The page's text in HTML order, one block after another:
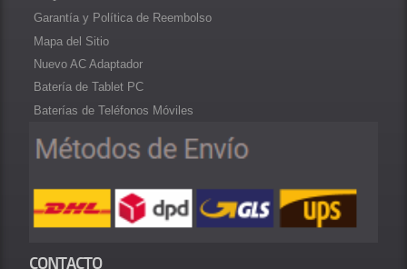
Garantía y Política de Reembolso
Mapa del Sitio
Nuevo AC Adaptador
Batería de Tablet PC
Baterías de Teléfonos Móviles
CONTACTO